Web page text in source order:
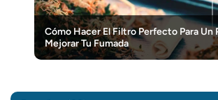
Cómo Hacer El Filtro Perfecto Para Un
Mejorar Tu Fumada